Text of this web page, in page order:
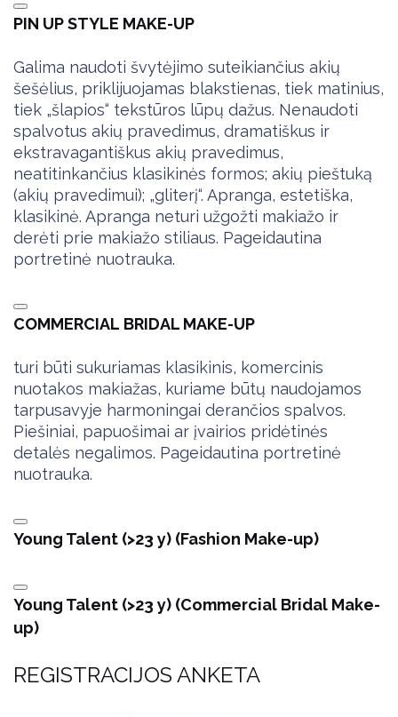
PIN UP STYLE MAKE-UP
Galima naudoti švytėjimo suteikiančius akių
šešėlius, priklijuojamas blakstienas, tiek matinius,
tiek „šlapios“ tekstūros lūpų dažus. Nenaudoti
spalvotus akių pravedimus, dramatiškus ir
ekstravagantiškus akių pravedimus,
neatitinkančius klasikinės formos; akių pieštuką
(akių pravedimui); „gliterį“. Apranga, estetiška,
klasikinė. Apranga neturi užgožti makiažo ir
derėti prie makiažo stiliaus. Pageidautina
portretinė nuotrauka.
COMMERCIAL BRIDAL MAKE-UP
turi būti sukuriamas klasikinis, komercinis
nuotakos makiažas, kuriame būtų naudojamos
tarpusavyje harmoningai derančios spalvos.
Piešiniai, papuošimai ar įvairios pridėtinės
detalės negalimos. Pageidautina portretinė
nuotrauka.
Young Talent (>23 y) (Fashion Make-up)
Young Talent (>23 y) (Commercial Bridal Make-
up)
REGISTRACIJOS ANKETA